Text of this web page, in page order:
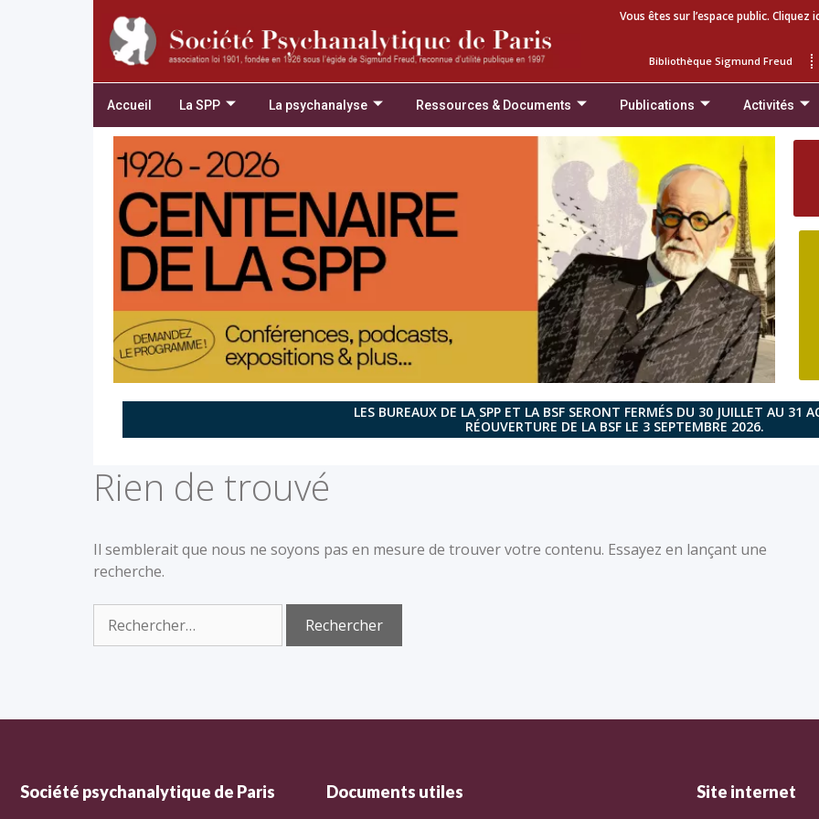
Vous êtes sur l’espace public.
Bibliothèque Sigmund Freud
Accueil La SPP La psychanalyse Ressources & Documents Publications Activités
LES BUREAUX DE LA SPP ET LA BSF SERONT FERMÉS DU 30 JUILLET AU 31
RÉOUVERTURE DE LA BSF LE 3 SEPTEMBRE 2026.
Rien de trouvé
Il semblerait que nous ne soyons pas en mesure de trouver votre contenu. Essayez en lançant une
recherche.
Société psychanalytique de Paris Documents utiles Site internet